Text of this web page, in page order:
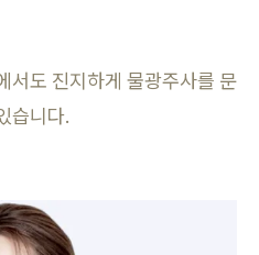
서도 진지하게 물광주사를 문
습니다.